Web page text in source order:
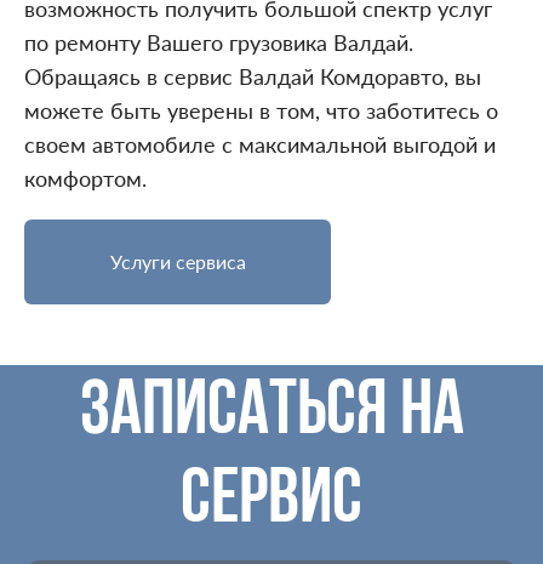
возможность получить большой спектр услуг
по ремонту Вашего грузовика Валдай.
Обращаясь в сервис Валдай Комдоравто, вы
можете быть уверены в том, что заботитесь о
своем автомобиле с максимальной выгодой и
комфортом.
Услуги сервиса
ЗАПИСАТЬСЯ НА
СЕРВИС